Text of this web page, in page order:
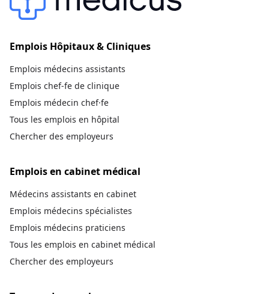
Emplois Hôpitaux & Cliniques
Emplois médecins assistants
Emplois chef-fe de clinique
Emplois médecin chef·fe
Tous les emplois en hôpital
Chercher des employeurs
Emplois en cabinet médical
Médecins assistants en cabinet
Emplois médecins spécialistes
Emplois médecins praticiens
Tous les emplois en cabinet médical
Chercher des employeurs